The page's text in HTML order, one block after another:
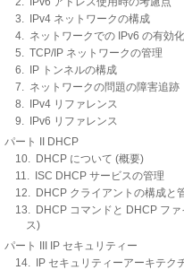
3. IPv4 ネットワークの構成
4. ネットワークでの IPv6 の有効化
5. TCP/IP ネットワークの管理
6. IP トンネルの構成
7. ネットワークの問題の障害追跡
8. IPv4 リファレンス
9. IPv6 リファレンス
パート II DHCP
10. DHCP について (概要)
11. ISC DHCP サービスの管理
12. DHCP クライアントの構成と
13. DHCP コマンドと DHCP ファ
ス)
パート III IP セキュリティー
14. IP セキュリティーアーキテク